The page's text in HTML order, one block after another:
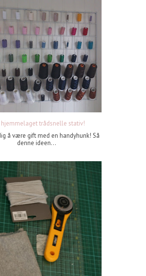
hjemmelaget trådsnelle stativ!
å være gift med en handyhunk! Så
denne ideen...